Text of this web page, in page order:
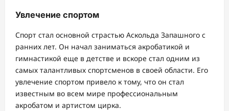
Увлечение спортом
Спорт стал основной страстью Аскольда Запашного с
ранних лет. Он начал заниматься акробатикой и
гимнастикой еще в детстве и вскоре стал одним из
самых талантливых спортсменов в своей области. Его
увлечение спортом привело к тому, что он стал
известным во всем мире профессиональным
акробатом и артистом цирка.